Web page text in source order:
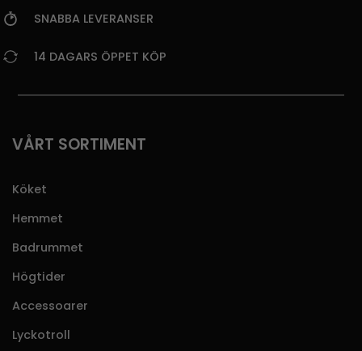
SNABBA LEVERANSER
14 DAGARS ÖPPET KÖP
VÅRT SORTIMENT
Köket
Hemmet
Badrummet
Högtider
Accessoarer
Lyckotroll